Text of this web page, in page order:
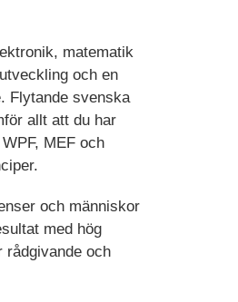
matematik
och en
Flytande svenska
allt att du har
MEF och
och människor
med hög
rådgivande och